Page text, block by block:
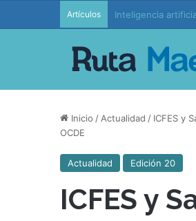
Artículos Inteligencia
Inicio / Actualidad / ICFES y
OCDE
Actualidad Edición 20
ICFES y